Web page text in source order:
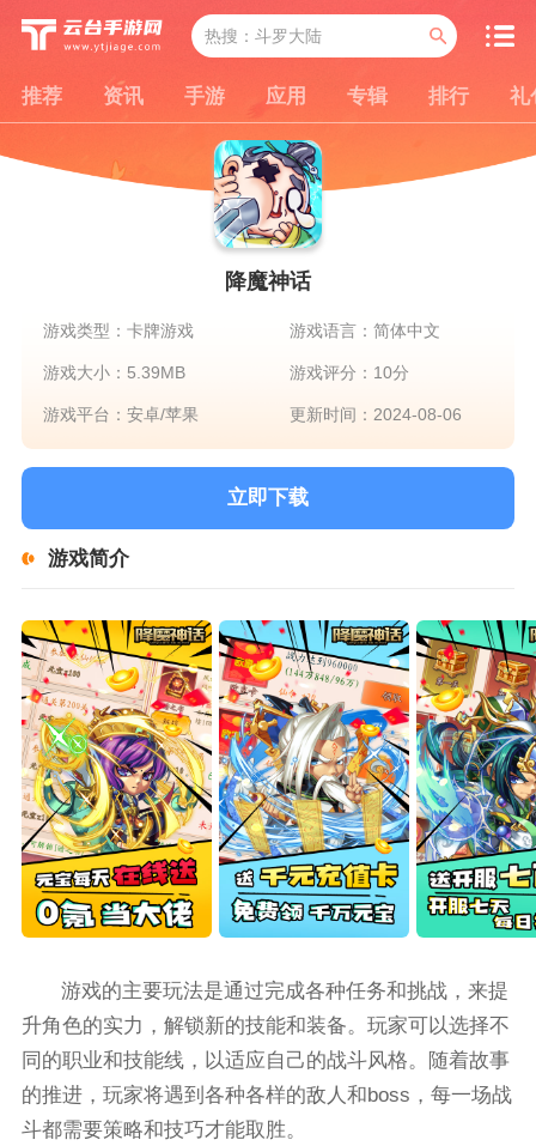
推荐 资讯 手游 应用 专辑 排行 礼
降魔神话
游戏类型：卡牌游戏 游戏语言：简体中文
游戏大小：5.39MB 游戏评分：10分
游戏平台：安卓/苹果 更新时间：2024-08-06
立即下载
游戏简介
游戏的主要玩法是通过完成各种任务和挑战，来提
升角色的实力，解锁新的技能和装备。玩家可以选择不
同的职业和技能线，以适应自己的战斗风格。随着故事
的推进，玩家将遇到各种各样的敌人和boss，每一场战
斗都需要策略和技巧才能取胜。